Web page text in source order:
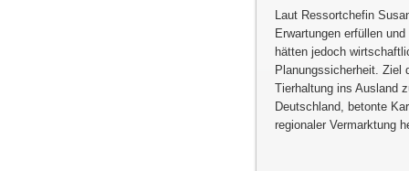
Laut Ressortchefin
Erwartungen erfüllen
hätten jedoch
Planungssicherheit. Ziel
Tierhaltung ins Ausland
Deutschland, betonte
regionaler Vermarktung